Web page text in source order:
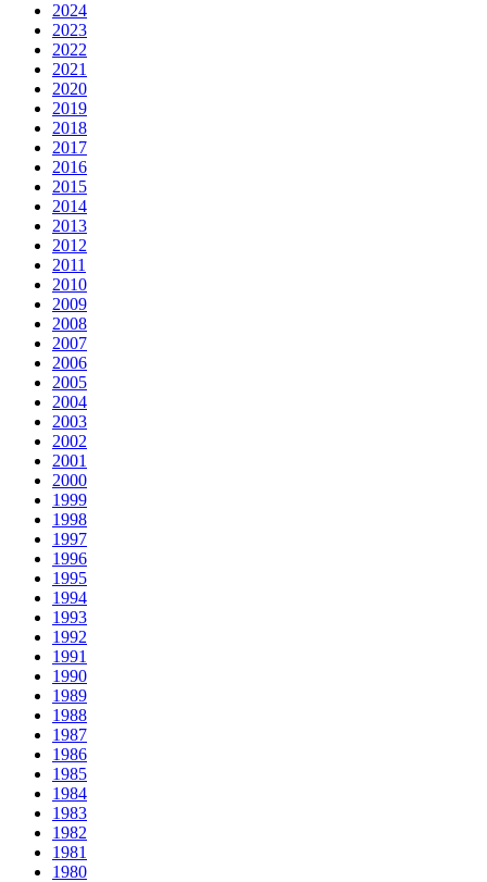
2024
2023
2022
2021
2020
2019
2018
2017
2016
2015
2014
2013
2012
2011
2010
2009
2008
2007
2006
2005
2004
2003
2002
2001
2000
1999
1998
1997
1996
1995
1994
1993
1992
1991
1990
1989
1988
1987
1986
1985
1984
1983
1982
1981
1980